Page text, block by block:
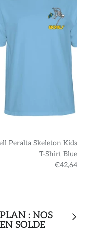
Peralta Skeleton Kids
T-Shirt Blue
€42,64
: NOS
SOLDE